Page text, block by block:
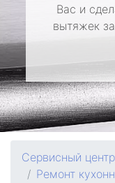
Вас и
вытяжек
Сервисный
Ремонт